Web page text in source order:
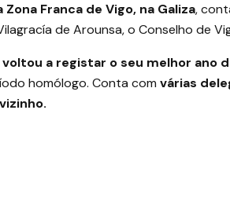
Franca de Vigo, na Galiza,
de Arounsa, o Conselho de
voltou a registar o seu melhor ano
homólogo. Conta com várias